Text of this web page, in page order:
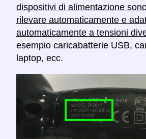
dispositivi di alimentazione
rilevare automaticamente e
automaticamente a tensioni
esempio caricabatterie USB,
laptop, ecc.